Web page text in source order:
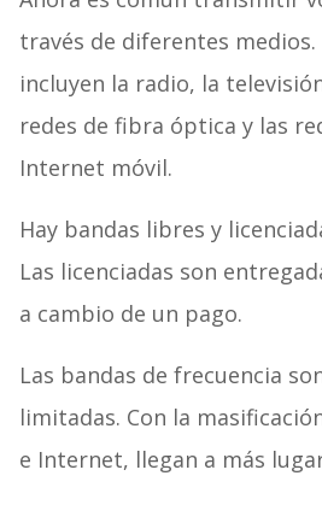
través de diferentes medios.
incluyen la radio, la
redes de fibra óptica y las
Internet móvil.
Hay bandas libres y
Las licenciadas son
a cambio de un pago.
Las bandas de frecuencia
limitadas. Con la
e Internet, llegan a más